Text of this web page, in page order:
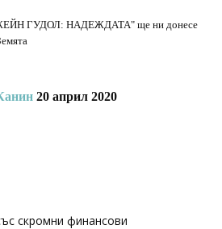
ГУДОЛ: НАДЕЖДАТА" ще ни донесе
20 април 2020
скромни финансови